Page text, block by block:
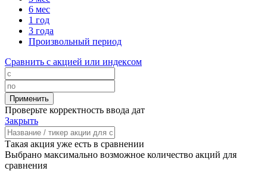
6 мес
1 год
3 года
Произвольный период
Сравнить с акцией или индексом
Проверьте корректность ввода дат
Закрыть
Такая акция уже есть в сравнении
Выбрано максимально возможное количество акций для
сравнения